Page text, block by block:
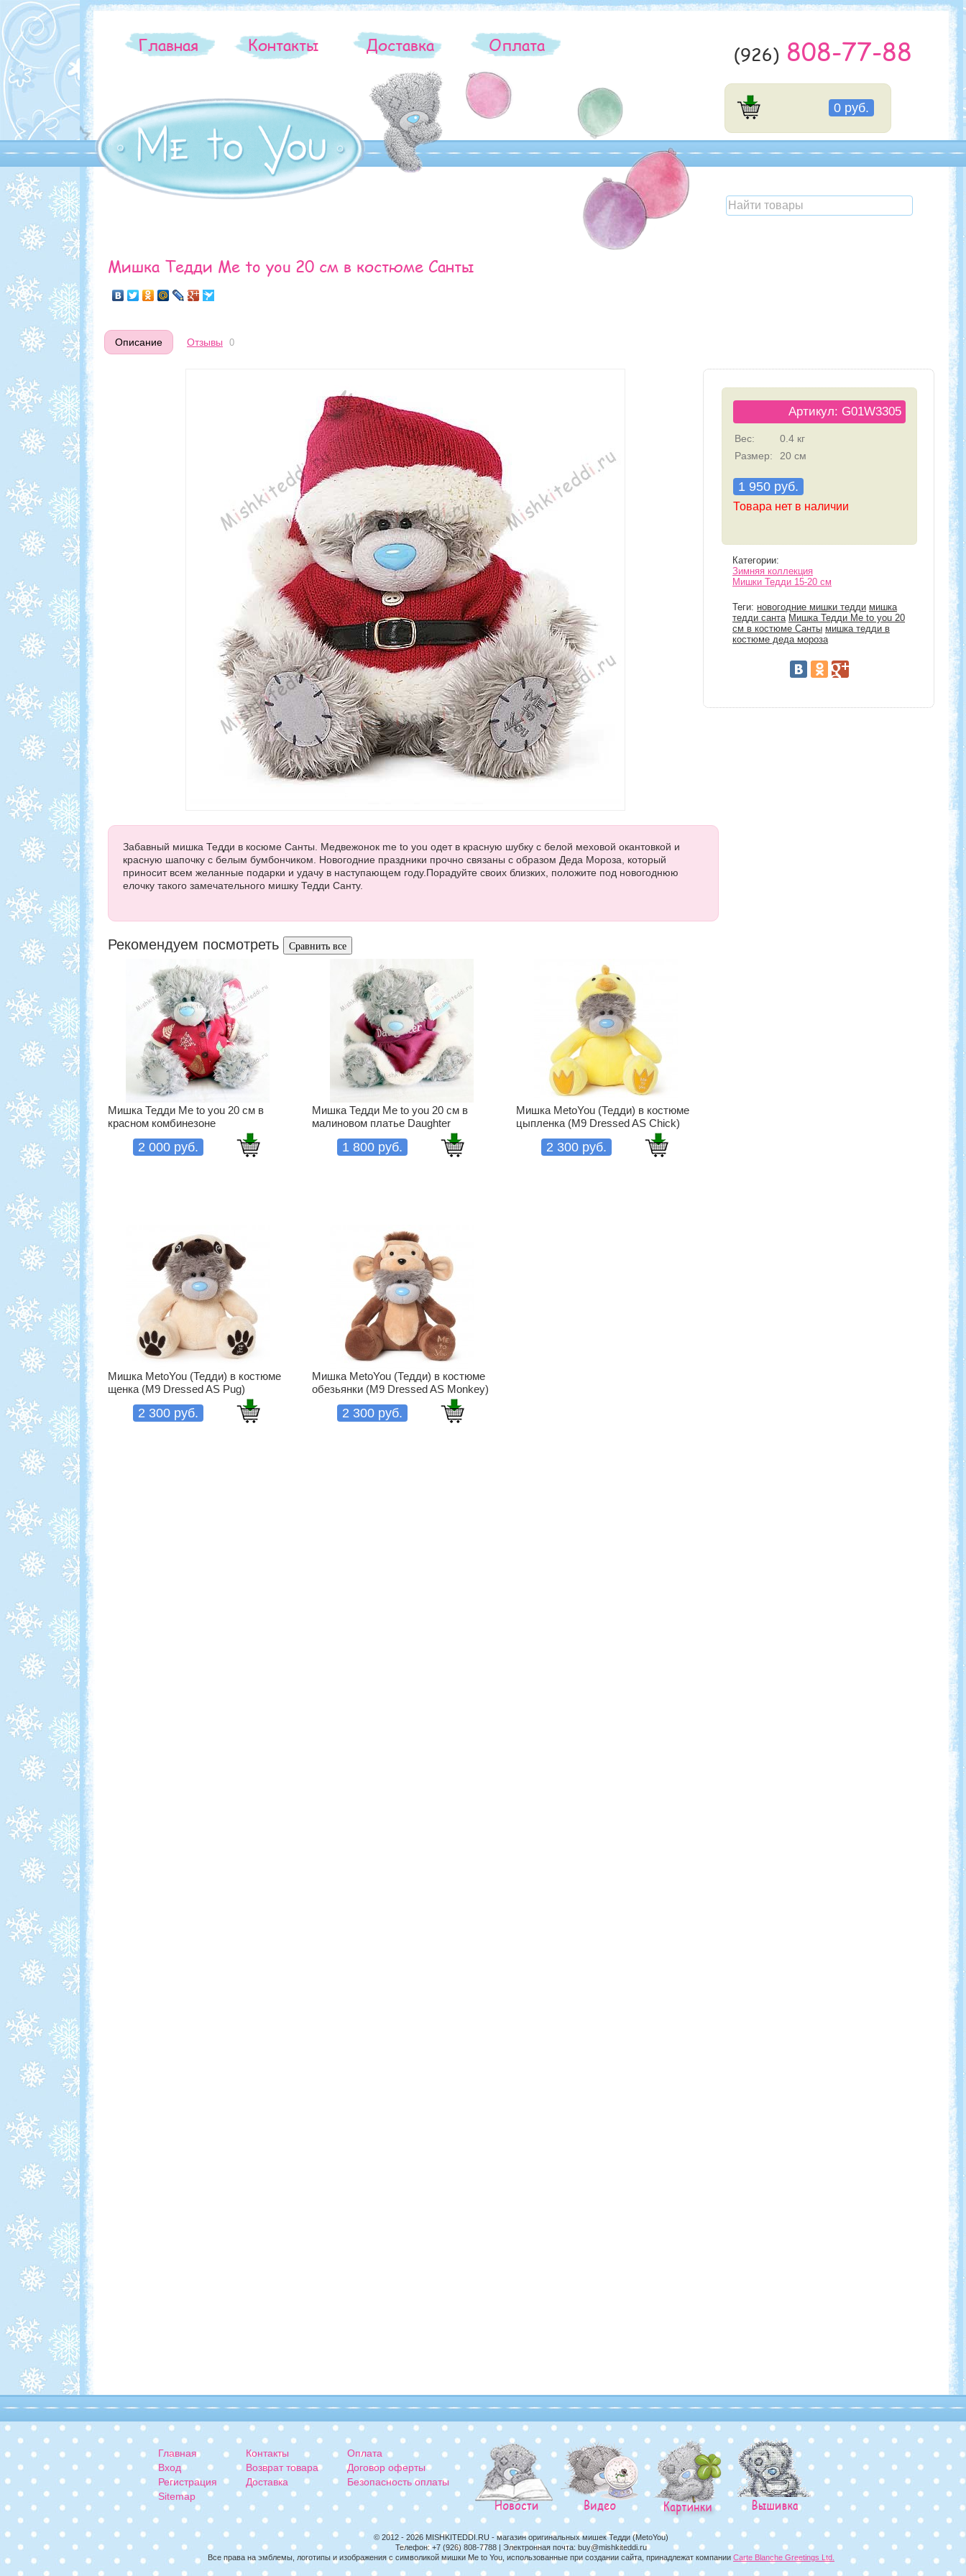
Главная Контакты Доставка Оплата (926)808-77-88
0 руб.
Мишка Тедди Me to you 20 см в костюме Санты
Описание Отзывы 0
Артикул: G01W3305
Вес:
0.4 кг
Размер:
20 см
1 950 руб.
Товара нет в наличии
Категории:
Зимняя коллекция
Мишки Тедди 15-20 см
Теги: новогодние мишки тедди мишка
тедди санта Мишка Тедди Me to you 20
см в костюме Санты мишка тедди в
костюме деда мороза
Забавный мишка Тедди в косюме Санты. Медвежонок me to you одет в красную шубку с белой меховой окантовкой и
красную шапочку с белым бумбончиком. Новогодние праздники прочно связаны с образом Деда Мороза, который
приносит всем желанные подарки и удачу в наступающем году.Порадуйте своих близких, положите под новогоднюю
елочку такого замечательного мишку Тедди Санту.
Рекомендуем посмотреть
Мишка Тедди Me to you 20 см в
красном комбинезоне
2 000 руб.
Мишка Тедди Me to you 20 см в
малиновом платье Daughter
1 800 руб.
Мишка MetoYou (Тедди) в костюме
цыпленка (M9 Dressed AS Chick)
2 300 руб.
Мишка MetoYou (Тедди) в костюме
щенка (M9 Dressed AS Pug)
2 300 руб.
Мишка MetoYou (Тедди) в костюме
обезьянки (M9 Dressed AS Monkey)
2 300 руб.
Главная
Вход
Регистрация
Sitemap
Контакты
Возврат товара
Доставка
Оплата
Договор оферты
Безопасность оплаты
© 2012 - 2026 MISHKITEDDI.RU - магазин оригинальных мишек Тедди (MetoYou)
Телефон:+7 (926) 808-7788 | Электронная почта: buy@mishkiteddi.ru
Все права на эмблемы, логотипы и изображения с символикой мишки Me to You, использованные при создании сайта, принадлежат компании Carte Blanche Greetings Ltd.